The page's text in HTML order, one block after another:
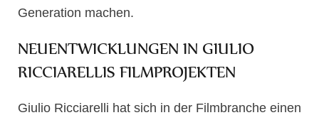
Generation machen.
NEUENTWICKLUNGEN IN GIULIO
RICCIARELLIS FILMPROJEKTEN
Giulio Ricciarelli hat sich in der Filmbranche einen